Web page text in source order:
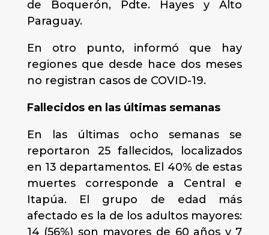
de Boquerón, Pdte. Hayes y Alto
Paraguay.
En otro punto, informó que hay
regiones que desde hace dos meses
no registran casos de COVID-19.
Fallecidos en las últimas semanas
En las últimas ocho semanas se
reportaron 25 fallecidos, localizados
en 13 departamentos. El 40% de estas
muertes corresponde a Central e
Itapúa. El grupo de edad más
afectado es la de los adultos mayores:
14 (56%) son mayores de 60 años y 7